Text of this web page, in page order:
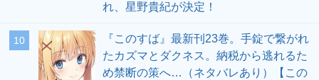
れ、星野貴紀が決定！
10
『このすば』最新刊23巻。手錠で繋がれ
たカズマとダクネス。納税から逃れるた
め禁断の策へ…（ネタバレあり）【この